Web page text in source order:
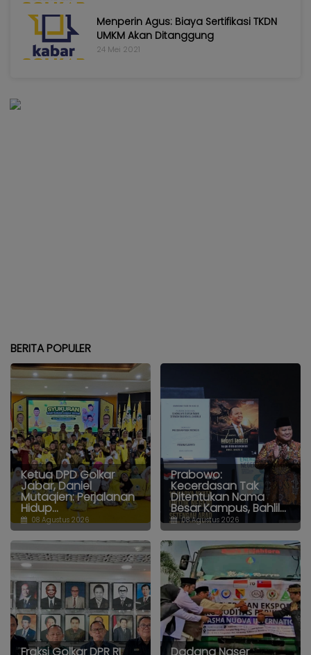
Menperin Agus: Biaya Sertifikasi TKDN
UMKM Akan Ditanggung
24 Mei 2021
BERITA POPULER
Ketua DPD Golkar
Jabar, Daniel
Mutaqien: Perjalanan
Hidup...
08 Agustus 2026
Prabowo:
Kecerdasan Tak
Ditentukan Nama
Besar Kampus, Bahlil...
08 Agustus 2026
Fraksi Golkar DPR RI Dadang Naser